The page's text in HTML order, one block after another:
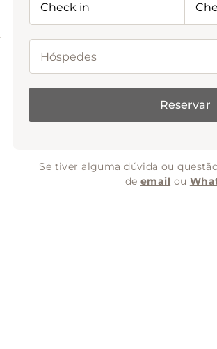
Check in
Hóspedes
Reservar
Se tiver alguma dúvida ou
de email ou